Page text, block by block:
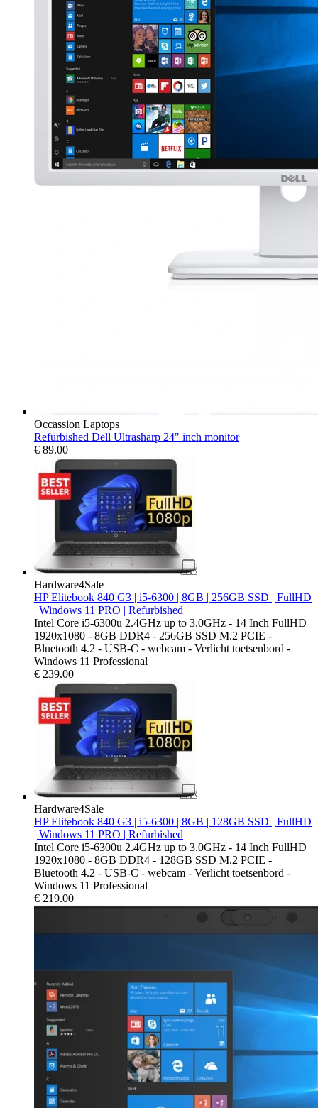
Occassion Laptops
Refurbished Dell Ultrasharp 24" inch monitor
€ 89.00
Hardware4Sale
HP Elitebook 840 G3 | i5-6300 | 8GB | 256GB SSD | FullHD
| Windows 11 PRO | Refurbished
Intel Core i5-6300u 2.4GHz up to 3.0GHz - 14 Inch FullHD
1920x1080 - 8GB DDR4 - 256GB SSD M.2 PCIE -
Bluetooth 4.2 - USB-C - webcam - Verlicht toetsenbord -
Windows 11 Professional
€ 239.00
Hardware4Sale
HP Elitebook 840 G3 | i5-6300 | 8GB | 128GB SSD | FullHD
| Windows 11 PRO | Refurbished
Intel Core i5-6300u 2.4GHz up to 3.0GHz - 14 Inch FullHD
1920x1080 - 8GB DDR4 - 128GB SSD M.2 PCIE -
Bluetooth 4.2 - USB-C - webcam - Verlicht toetsenbord -
Windows 11 Professional
€ 219.00